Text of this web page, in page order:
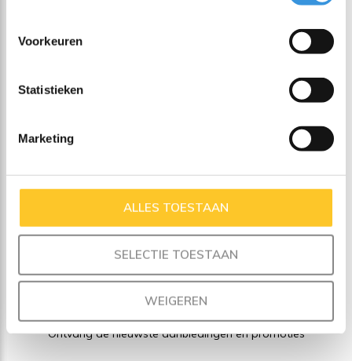
Voorkeuren
Statistieken
Marketing
ALLES TOESTAAN
SELECTIE TOESTAAN
WEIGEREN
Montii Lunch koeltas
€ 19,95
Montii Lunch koeltas
Mini Construction
Seen 4 of the 4 products
Meld je aan voor onze
nieuwsbrief
Ontvang de nieuwste aanbiedingen en promoties